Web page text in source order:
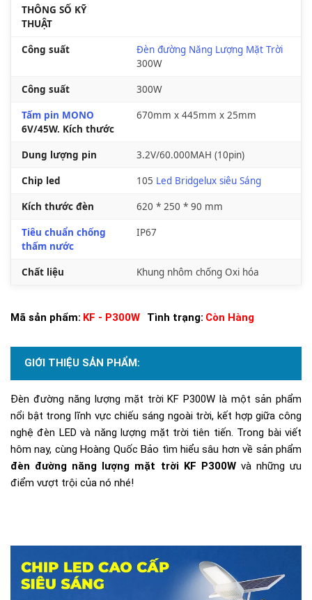
THÔNG SỐ KỸ
THUẬT
Công suất
Đèn đường Năng Lượng Mặt Trời
300W
Công suất 300W
Tấm pin MONO
6V/45W. Kích thước
670mm x 445mm x 25mm
Dung lượng pin 3.2V/60.000MAH (10pin)
Chip led 105 Led Bridgelux siêu Sáng
Kích thước đèn 620 * 250 * 90 mm
Tiêu chuẩn chống
thấm nước
IP67
Chất liệu Khung nhôm chống Oxi hóa
Mã sản phẩm: KF - P300W Tình trạng: Còn Hàng
GIỚI THIỆU SẢN PHẨM:
Đèn đường năng lượng mặt trời KF P300W là một sản phẩm
nổi bật trong lĩnh vực chiếu sáng ngoài trời, kết hợp giữa công
nghệ đèn LED và năng lượng mặt trời tiên tiến. Trong bài viết
hôm nay, cùng Hoàng Quốc Bảo tìm hiểu sâu hơn về sản phẩm
đèn đường năng lượng mặt trời KF P300Wvà những ưu
điểm vượt trội của nó nhé!